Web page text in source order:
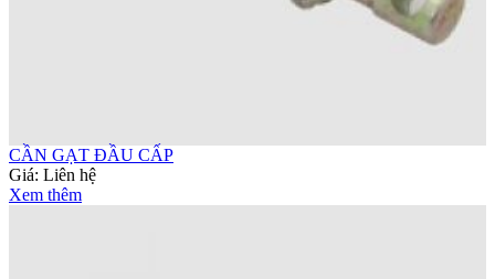
CẦN GẠT ĐẦU CẤP
Giá: Liên hệ
Xem thêm